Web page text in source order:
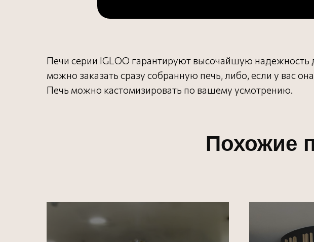
Печи серии IGLOO гарантируют высочайшую надежность
можно заказать сразу собранную печь, либо, если у вас
Печь можно кастомизировать по вашему усмотрению.
Похожие